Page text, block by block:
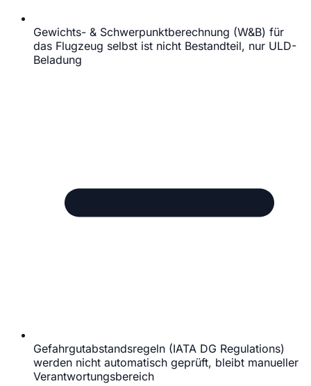
Gewichts- & Schwerpunktberechnung (W&B) für
das Flugzeug selbst ist nicht Bestandteil, nur ULD-
Beladung
Gefahrgutabstandsregeln (IATA DG Regulations)
werden nicht automatisch geprüft, bleibt manueller
Verantwortungsbereich